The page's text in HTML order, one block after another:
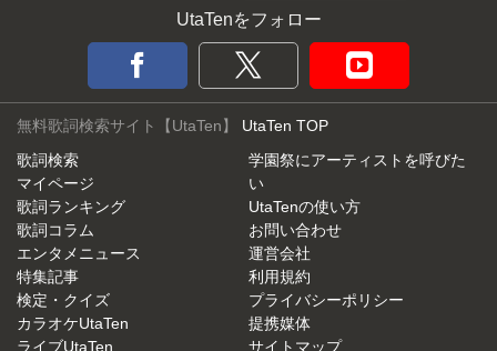
UtaTenをフォロー
無料歌詞検索サイト【UtaTen】 UtaTen TOP
歌詞検索
マイページ
歌詞ランキング
歌詞コラム
エンタメニュース
特集記事
検定・クイズ
カラオケUtaTen
ライブUtaTen
学園祭にアーティストを呼びた
い
UtaTenの使い方
お問い合わせ
運営会社
利用規約
プライバシーポリシー
提携媒体
サイトマップ